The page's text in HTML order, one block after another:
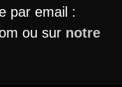
par email :
ou sur notre